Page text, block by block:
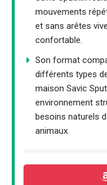
mouvements
et sans arêtes
confortable.
Son format
différents types
maison Savic
environnement
besoins naturels
animaux.